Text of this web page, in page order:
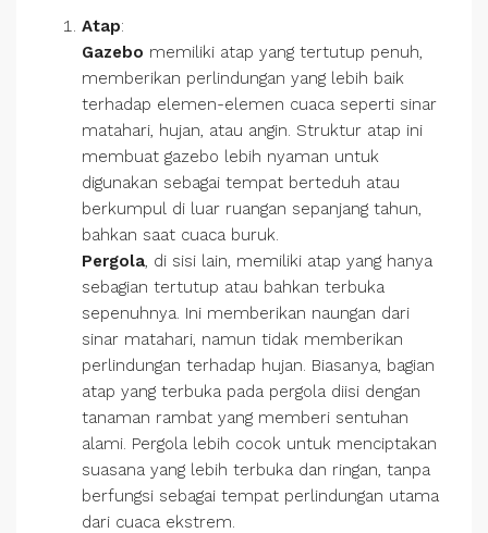
Atap:
Gazebo memiliki atap yang tertutup penuh,
memberikan perlindungan yang lebih baik
terhadap elemen-elemen cuaca seperti sinar
matahari, hujan, atau angin. Struktur atap ini
membuat gazebo lebih nyaman untuk
digunakan sebagai tempat berteduh atau
berkumpul di luar ruangan sepanjang tahun,
bahkan saat cuaca buruk.
Pergola, di sisi lain, memiliki atap yang hanya
sebagian tertutup atau bahkan terbuka
sepenuhnya. Ini memberikan naungan dari
sinar matahari, namun tidak memberikan
perlindungan terhadap hujan. Biasanya, bagian
atap yang terbuka pada pergola diisi dengan
tanaman rambat yang memberi sentuhan
alami. Pergola lebih cocok untuk menciptakan
suasana yang lebih terbuka dan ringan, tanpa
berfungsi sebagai tempat perlindungan utama
dari cuaca ekstrem.